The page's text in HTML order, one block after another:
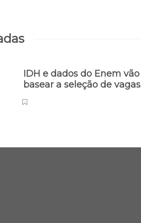
IDH e dados do Enem vão
basear a seleção de vagas